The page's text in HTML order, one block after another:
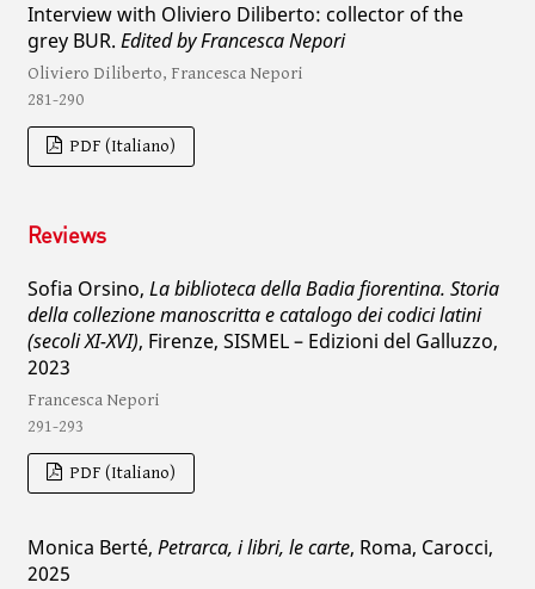
Interview with Oliviero Diliberto: collector of the
grey BUR. Edited by Francesca Nepori
Oliviero Diliberto, Francesca Nepori
281-290
PDF (Italiano)
Reviews
Sofia Orsino, La biblioteca della Badia fiorentina. Storia
della collezione manoscritta e catalogo dei codici latini
(secoli XI-XVI), Firenze, SISMEL – Edizioni del Galluzzo,
2023
Francesca Nepori
291-293
PDF (Italiano)
Monica Berté, Petrarca, i libri, le carte, Roma, Carocci,
2025